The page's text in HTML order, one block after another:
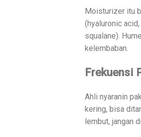
Moisturizer itu
(hyaluronic
squalane).
kelembaban.
Frekuensi
Ahli nyaranin
kering, bisa
lembut, jangan